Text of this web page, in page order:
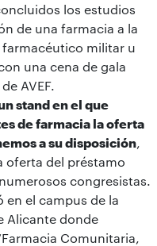
los estudios
de una farmacia a la
militar u
una cena de gala
AVEF.
stand en el que
de farmacia la oferta
a su disposición
oferta del préstamo
congresistas.
en el campus de la
Alicante donde
Comunitaria,